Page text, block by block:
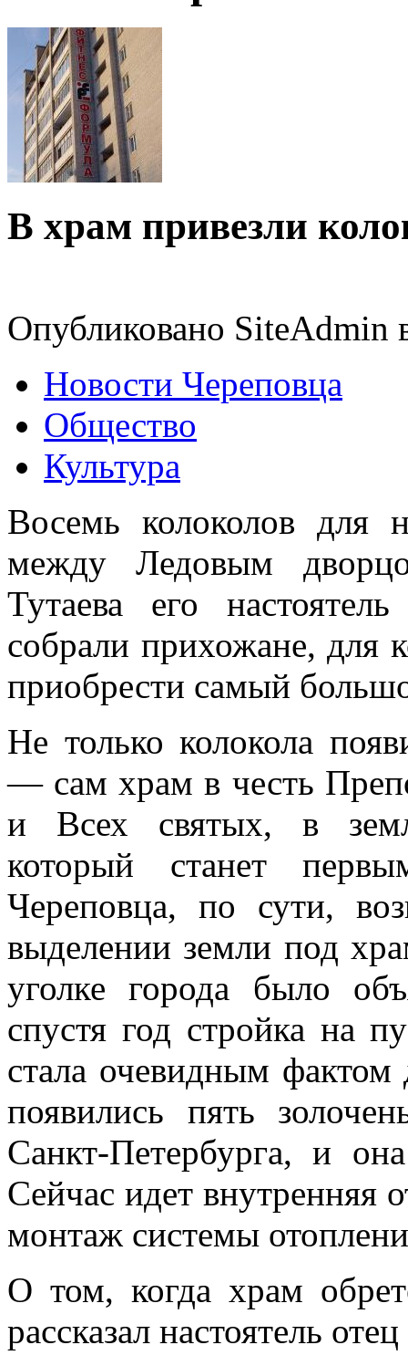
В храм привезли
Опубликовано SiteAdmin
Новости Череповца
Общество
Культура
Восемь колоколов для
между Ледовым
Тутаева его
собрали прихожане, для
приобрести самый
Не только колокола
— сам храм в честь
и Всех святых, в
который станет
Череповца, по сути,
выделении земли под
уголке города было
спустя год стройка на
стала очевидным
появились пять
Санкт-Петербурга, и
Сейчас идет внутренняя
монтаж системы
О том, когда храм
рассказал настоятель